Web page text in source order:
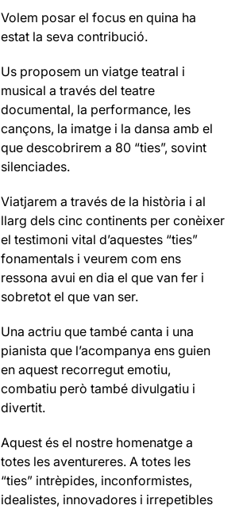
Volem posar el focus en quina ha
estat la seva contribució.
Us proposem un viatge teatral i
musical a través del teatre
documental, la performance, les
cançons, la imatge i la dansa amb el
que descobrirem a 80 “ties”, sovint
silenciades.
Viatjarem a través de la història i al
llarg dels cinc continents per conèixer
el testimoni vital d’aquestes “ties”
fonamentals i veurem com ens
ressona avui en dia el que van fer i
sobretot el que van ser.
Una actriu que també canta i una
pianista que l’acompanya ens guien
en aquest recorregut emotiu,
combatiu però també divulgatiu i
divertit.
Aquest és el nostre homenatge a
totes les aventureres. A totes les
“ties” intrèpides, inconformistes,
idealistes, innovadores i irrepetibles